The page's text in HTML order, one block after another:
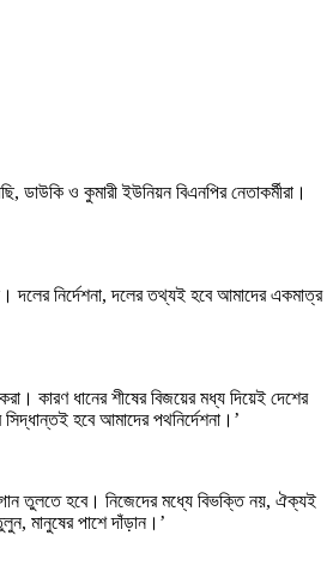
ডাউকি ও কুমারী ইউনিয়ন বিএনপির নেতাকর্মীরা।
দলের নির্দেশনা, দলের তথ্যই হবে আমাদের একমাত্র
কারণ ধানের শীষের বিজয়ের মধ্য দিয়েই দেশের
সিদ্ধান্তই হবে আমাদের পথনির্দেশনা।’
তুলতে হবে। নিজেদের মধ্যে বিভক্তি নয়, ঐক্যই
মানুষের পাশে দাঁড়ান।’